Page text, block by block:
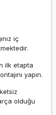
iç
ilk etapta
yapın.
olduğu